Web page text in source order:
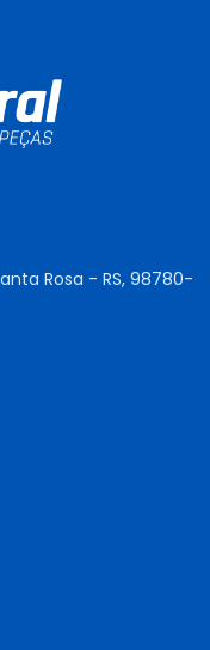
Rosa - RS, 98780-